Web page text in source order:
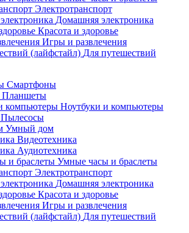
Электротранспорт
Домашняя электроника
Красота и здоровье
Игры и развлечения
Для путешествий
Смартфоны
Планшеты
Ноутбуки и компьютеры
Пылесосы
Умный дом
Видеотехника
Аудиотехника
Умные часы и браслеты
Электротранспорт
Домашняя электроника
Красота и здоровье
Игры и развлечения
Для путешествий